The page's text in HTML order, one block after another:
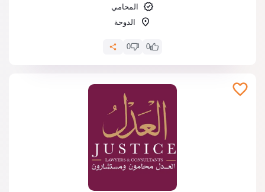
المحامي
الدوحة
0
0